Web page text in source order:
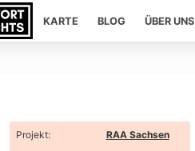
KARTE BLOG ÜBER UNS
Projekt: RAA Sachsen